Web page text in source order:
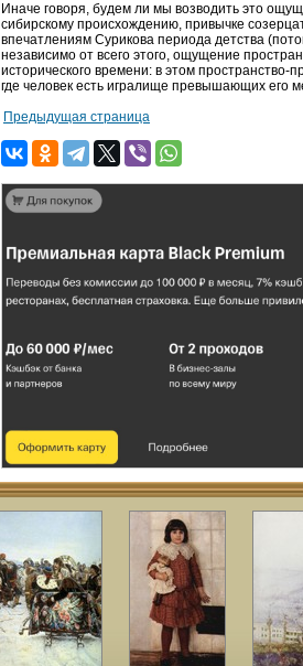
Иначе говоря, будем ли мы возводить это
сибирскому происхождению, привычке
впечатлениям Сурикова периода детства
независимо от всего этого, ощущение
исторического времени: в этом пространство-
где человек есть игралище превышающих его
Предыдущая страница